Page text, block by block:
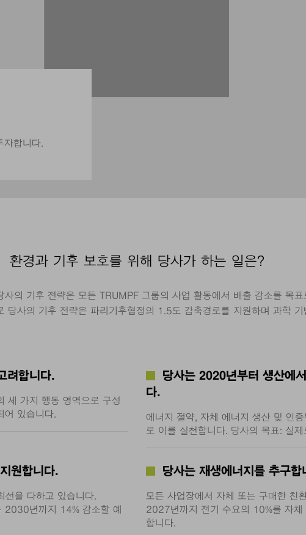
자합니다.
환경과 기후 보호를 위해 당사가 하는 일은?
의 기후 전략은 모든 TRUMPF 그룹의 사업 활동에서 배출 감소를 목
당사의 기후 전략은 파리기후협정의 1.5도 감축경로를 지원하며 과학
려합니다.
세 가지 행동 영역으로 구성
어 있습니다.
당사는 2020년부터 생산에
다.
에너지 절약, 자체 에너지 생산 및 인
로 이를 실천합니다. 당사의 목표: 실
원합니다.
선을 다하고 있습니다.
2030년까지 14% 감소할 예
당사는 재생에너지를 추구합
모든 사업장에서 자체 또는 구매한 친
2027년까지 전기 수요의 10%를 자체
합니다.